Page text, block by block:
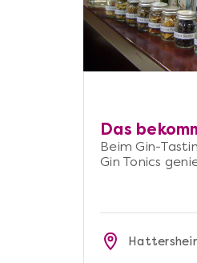
Das
Beim Gin-
Gin Tonics